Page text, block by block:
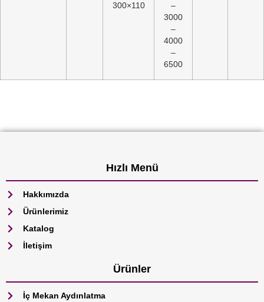
300×110
–
3000
–
4000
–
6500
Hızlı Menü
Hakkımızda
Ürünlerimiz
Katalog
İletişim
Ürünler
İç Mekan Aydınlatma